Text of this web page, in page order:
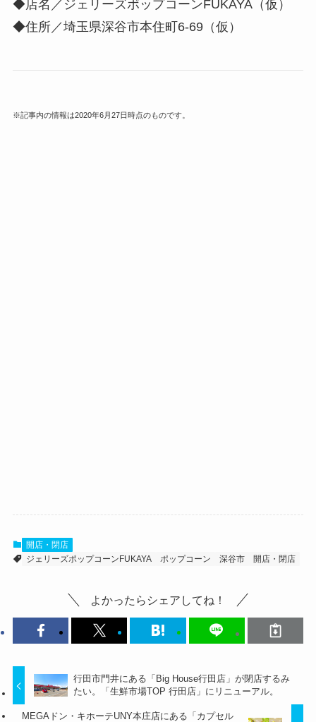
◆店名／ ジェリーズポップコーンFUKAYA（仮）
◆住所／埼玉県深谷市本住町6-69（仮）
※記事内の情報は2020年6月27日時点のものです。
開店・閉店
ジェリーズポップコーンFUKAYA
ポップコーン 深谷市 開店・閉店
よかったらシェアしてね！
行田市門井にある「Big House行田店」が閉店するみ
たい。「生鮮市場TOP 行田店」にリニューアル。
MEGAドン・キホーテUNY本庄店にある「カプセル